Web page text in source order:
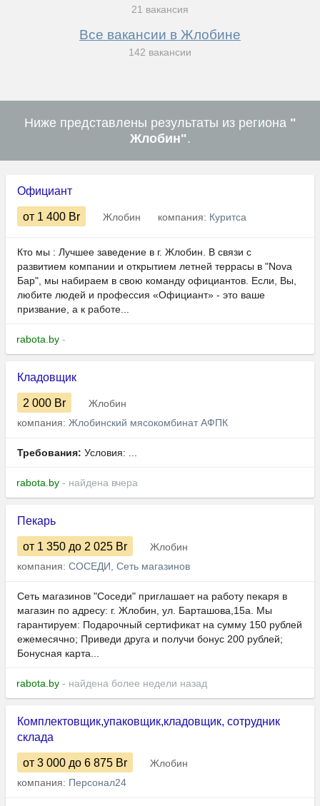
21 вакансия
Все вакансии в Жлобине
142 вакансии
Ниже представлены результаты из региона "
Жлобин".
Официант
от 1 400 Br Жлобин компания: Куритса
Кто мы : Лучшее заведение в г. Жлобин. В связи с
развитием компании и открытием летней террасы в "Nova
Бар", мы набираем в свою команду официантов. Если, Вы,
любите людей и профессия «Официант» - это ваше
призвание, а к работе...
rabota.by -
Кладовщик
2 000 Br
Жлобин
компания: Жлобинский мясокомбинат АФПК
Требования: Условия: ...
rabota.by - найдена вчера
Пекарь
от 1 350 до 2 025 Br
Жлобин
компания: СОСЕДИ, Сеть магазинов
Сеть магазинов "Соседи" приглашает на работу пекаря в
магазин по адресу: г. Жлобин, ул. Барташова,15а. Мы
гарантируем: Подарочный сертификат на сумму 150 рублей
ежемесячно; Приведи друга и получи бонус 200 рублей;
Бонусная карта...
rabota.by - найдена более недели назад
Комплектовщик,упаковщик,кладовщик, сотрудник
склада
от 3 000 до 6 875 Br
Жлобин
компания: Персонал24